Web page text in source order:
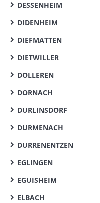
DESSENHEIM
DIDENHEIM
DIEFMATTEN
DIETWILLER
DOLLEREN
DORNACH
DURLINSDORF
DURMENACH
DURRENENTZEN
EGLINGEN
EGUISHEIM
ELBACH